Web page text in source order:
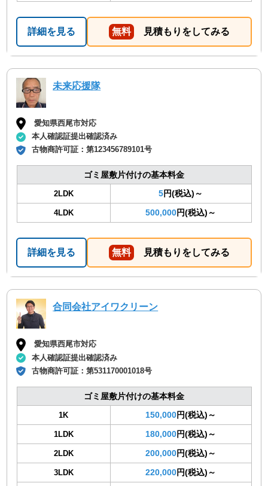
詳細を見る 無料 見積もりをしてみる
未来応援隊
愛知県西尾市対応
本人確認証提出確認済み
古物商許可証：第123456789101号
ゴミ屋敷片付けの基本料金
2LDK 5円(税込)～
4LDK 500,000円(税込)～
詳細を見る 無料 見積もりをしてみる
合同会社アイワクリーン
愛知県西尾市対応
本人確認証提出確認済み
古物商許可証：第531170001018号
ゴミ屋敷片付けの基本料金
1K 150,000円(税込)～
1LDK 180,000円(税込)～
2LDK 200,000円(税込)～
3LDK 220,000円(税込)～